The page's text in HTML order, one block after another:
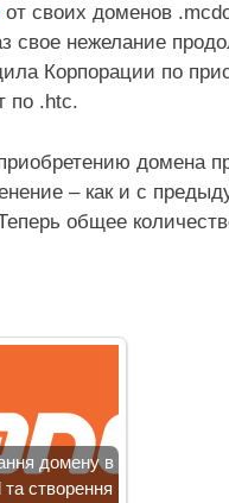
от своих доменов
свое нежелание
Корпорации по
по .htc.
домена
– как и с
общее
домену в
створення